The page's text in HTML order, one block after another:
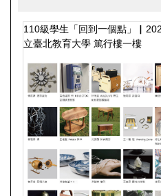
110級學生「回到一個點」
立臺北教育大學 篤行樓一樓